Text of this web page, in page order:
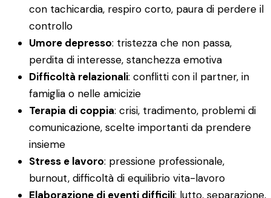
con tachicardia, respiro corto, paura di perdere il
controllo
Umore depresso: tristezza che non passa,
perdita di interesse, stanchezza emotiva
Difficoltà relazionali: conflitti con il partner, in
famiglia o nelle amicizie
Terapia di coppia: crisi, tradimento, problemi di
comunicazione, scelte importanti da prendere
insieme
Stress e lavoro: pressione professionale,
burnout, difficoltà di equilibrio vita-lavoro
Elaborazione di eventi difficili: lutto, separazione,